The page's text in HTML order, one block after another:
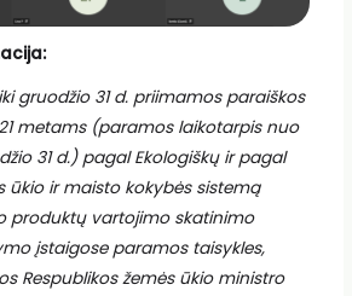
gruodžio 31 d. priimamos paraiškos
metams (paramos laikotarpis nuo
31 d.) pagal Ekologiškų ir pagal
ūkio ir maisto kokybės sistemą
produktų vartojimo skatinimo
įstaigose paramos taisykles,
Respublikos žemės ūkio ministro